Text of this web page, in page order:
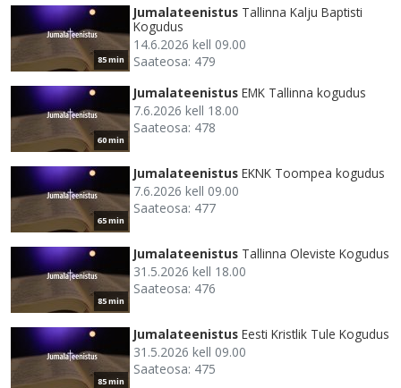
85 min
Jumalateenistus Tallinna Kalju Baptisti
Kogudus
14.6.2026 kell 09.00
Saateosa: 479
60 min
Jumalateenistus EMK Tallinna kogudus
7.6.2026 kell 18.00
Saateosa: 478
65 min
Jumalateenistus EKNK Toompea kogudus
7.6.2026 kell 09.00
Saateosa: 477
85 min
Jumalateenistus Tallinna Oleviste Kogudus
31.5.2026 kell 18.00
Saateosa: 476
85 min
Jumalateenistus Eesti Kristlik Tule Kogudus
31.5.2026 kell 09.00
Saateosa: 475